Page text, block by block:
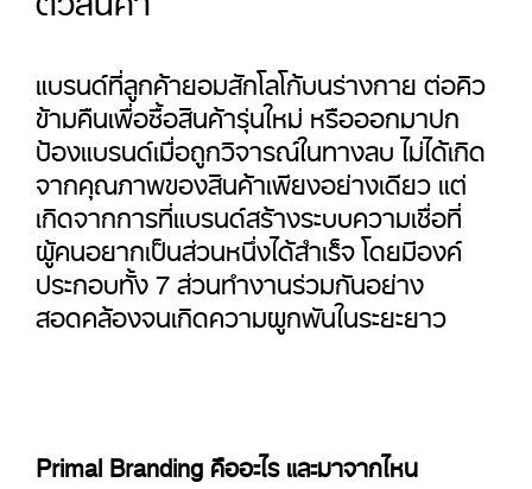
แบรนด์ที่ลูกค้ายอมสักโลโก้บนร่างกาย ต่อคิว
ข้ามคืนเพื่อซื้อสินค้ารุ่นใหม่ หรือออกมาปก
ป้องแบรนด์เมื่อถูกวิจารณ์ในทางลบ ไม่ได้เกิด
จากคุณภาพของสินค้าเพียงอย่างเดียว แต่
เกิดจากการที่แบรนด์สร้างระบบความเชื่อที่
ผู้คนอยากเป็นส่วนหนึ่งได้สำเร็จ โดยมีองค์
ประกอบทั้ง 7 ส่วนทำงานร่วมกันอย่าง
สอดคล้องจนเกิดความผูกพันในระยะยาว
Primal Branding คืออะไร และมาจากไหน